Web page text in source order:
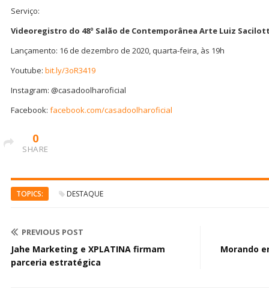
Serviço:
Videoregistro do 48º Salão de Contemporânea Arte Luiz
Lançamento: 16 de dezembro de 2020, quarta-feira, às 19h
Youtube: bit.ly/3oR3419
Instagram: @casadoolharoficial
Facebook: facebook.com/casadoolharoficial
0
SHARE
TOPICS: DESTAQUE
PREVIOUS POST
Jahe Marketing e XPLATINA firmam
parceria estratégica
Morando